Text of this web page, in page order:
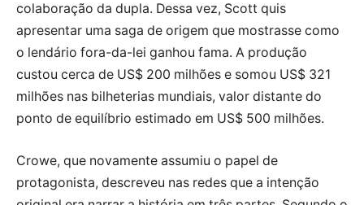
colaboração da dupla. Dessa vez, Scott quis
apresentar uma saga de origem que mostrasse como
o lendário fora-da-lei ganhou fama. A produção
custou cerca de US$ 200 milhões e somou US$ 321
milhões nas bilheterias mundiais, valor distante do
ponto de equilíbrio estimado em US$ 500 milhões.
Crowe, que novamente assumiu o papel de
protagonista, descreveu nas redes que a intenção